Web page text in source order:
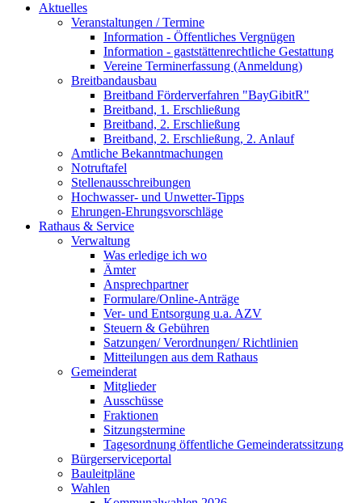
Aktuelles
Veranstaltungen / Termine
Information - Öffentliches Vergnügen
Information - gaststättenrechtliche Gestattung
Vereine Terminerfassung (Anmeldung)
Breitbandausbau
Breitband Förderverfahren "BayGibitR"
Breitband, 1. Erschließung
Breitband, 2. Erschließung
Breitband, 2. Erschließung, 2. Anlauf
Amtliche Bekanntmachungen
Notruftafel
Stellenausschreibungen
Hochwasser- und Unwetter-Tipps
Ehrungen-Ehrungsvorschläge
Rathaus & Service
Verwaltung
Was erledige ich wo
Ämter
Ansprechpartner
Formulare/Online-Anträge
Ver- und Entsorgung u.a. AZV
Steuern & Gebühren
Satzungen/ Verordnungen/ Richtlinien
Mitteilungen aus dem Rathaus
Gemeinderat
Mitglieder
Ausschüsse
Fraktionen
Sitzungstermine
Tagesordnung öffentliche Gemeinderatssitzung
Bürgerserviceportal
Bauleitpläne
Wahlen